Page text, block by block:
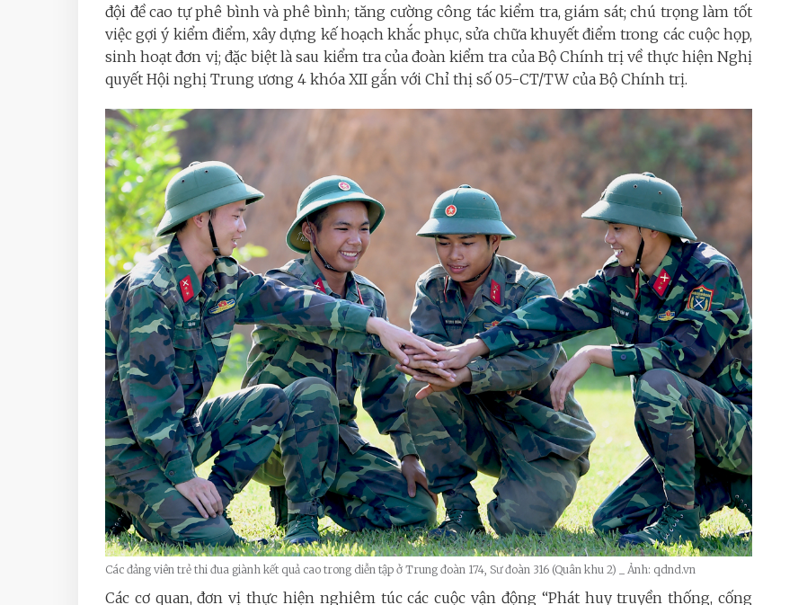
đội đề cao tự phê bình và phê bình; tăng cường công tác kiểm tra, giám sát; chú trọng làm tốt
việc gợi ý kiểm điểm, xây dựng kế hoạch khắc phục, sửa chữa khuyết điểm trong các cuộc họp,
sinh hoạt đơn vị; đặc biệt là sau kiểm tra của đoàn kiểm tra của Bộ Chính trị về thực hiện Nghị
quyết Hội nghị Trung ương 4 khóa XII gắn với Chỉ thị số 05-CT/TW của Bộ Chính trị.
Các đảng viên trẻ thi đua giành kết quả cao trong diễn tập ở Trung đoàn 174, Sư đoàn 316 (Quân khu 2) _ Ảnh: qdnd.vn
Các cơ quan, đơn vị thực hiện nghiêm túc các cuộc vận động “Phát huy truyền thống, cống